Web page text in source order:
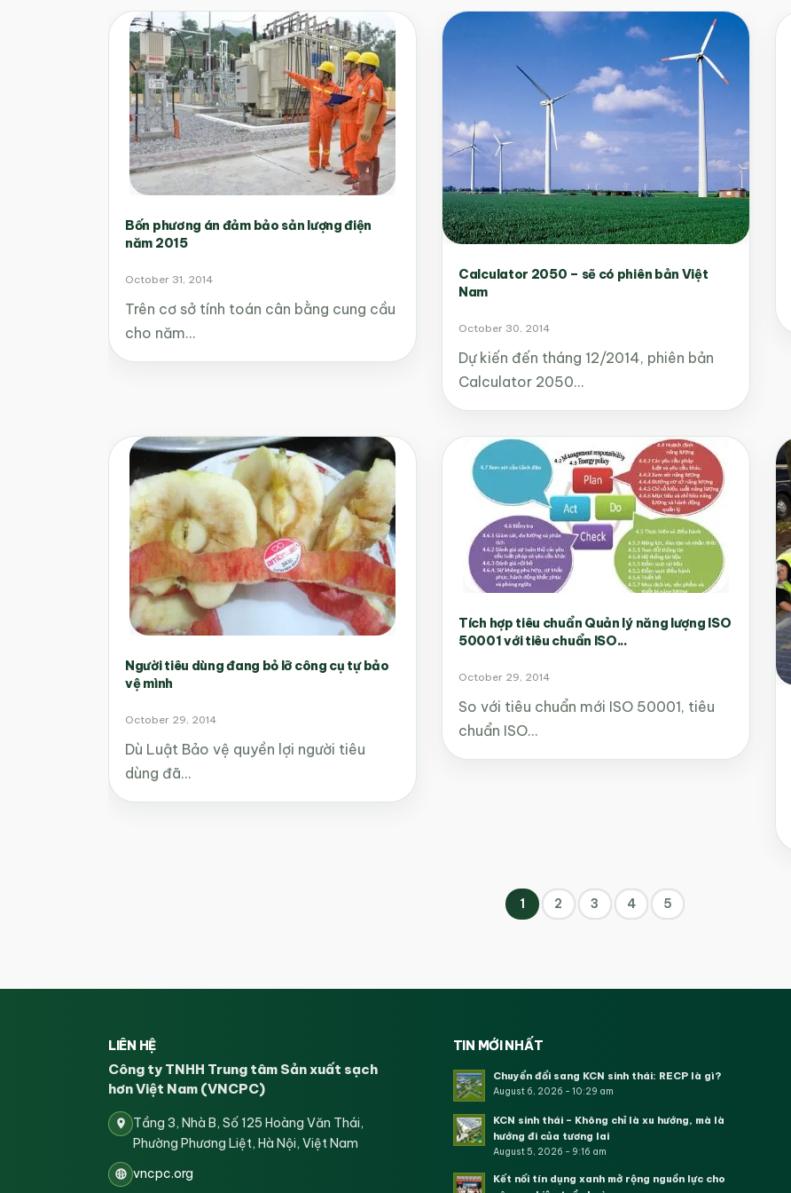
Bốn phương án đảm bảo sản lượng điện
năm 2015
October 31, 2014
Trên cơ sở tính toán cân bằng cung cầu
cho năm…
Calculator 2050 – sẽ có phiên bản Việt
Nam
October 30, 2014
Dự kiến đến tháng 12/2014, phiên bản
Calculator 2050…
Người tiêu dùng đang bỏ lỡ công cụ tự bảo
vệ mình
October 29, 2014
Dù Luật Bảo vệ quyền lợi người tiêu
dùng đã…
Tích hợp tiêu chuẩn Quản lý năng lượng ISO
50001 với tiêu chuẩn ISO...
October 29, 2014
So với tiêu chuẩn mới ISO 50001, tiêu
chuẩn ISO…
1 2 3 4 5
LIÊN HỆ
Công ty TNHH Trung tâm Sản xuất sạch
hơn Việt Nam (VNCPC)
Tầng 3, Nhà B, Số 125 Hoàng Văn Thái,
Phường Phương Liệt, Hà Nội, Việt Nam
vncpc.org
TIN MỚI NHẤT
Chuyển đổi sang KCN sinh thái: RECP là gì?
August 6, 2026 - 10:29 am
KCN sinh thái – Không chỉ là xu hướng, mà là
hướng đi của tương lai
August 5, 2026 - 9:16 am
Kết nối tín dụng xanh mở rộng nguồn lực cho